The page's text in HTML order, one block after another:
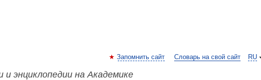
RU
Запомнить сайт Словарь на свой сайт
и энциклопедии на Академике